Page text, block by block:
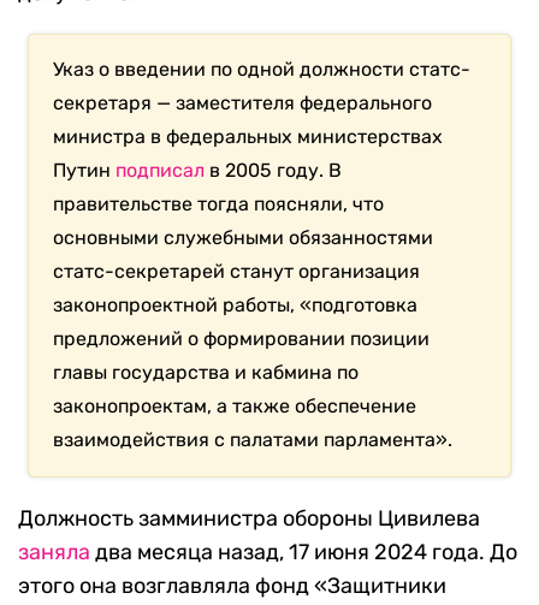
Указ о введении по одной должности статс-
секретаря — заместителя федерального
министра в федеральных министерствах
Путин подписал в 2005 году. В
правительстве тогда поясняли, что
основными служебными обязанностями
статс-секретарей станут организация
законопроектной работы, «подготовка
предложений о формировании позиции
главы государства и кабмина по
законопроектам, а также обеспечение
взаимодействия с палатами парламента».
Должность замминистра обороны Цивилева
заняла два месяца назад, 17 июня 2024 года. До
этого она возглавляла фонд «Защитники